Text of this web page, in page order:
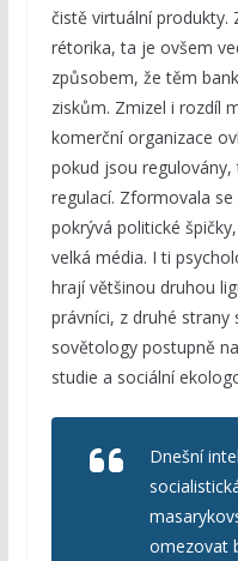
čistě virtuální produkty.
rétorika, ta je ovšem
způsobem, že těm
ziskům. Zmizel i rozdíl
komerční organizace
pokud jsou
regulací. Zformovala
pokrývá politické
velká média. I ti
hrají většinou druhou
právníci, z druhé strany
sovětology postupně
studie a sociální
Dnešní
omezovat